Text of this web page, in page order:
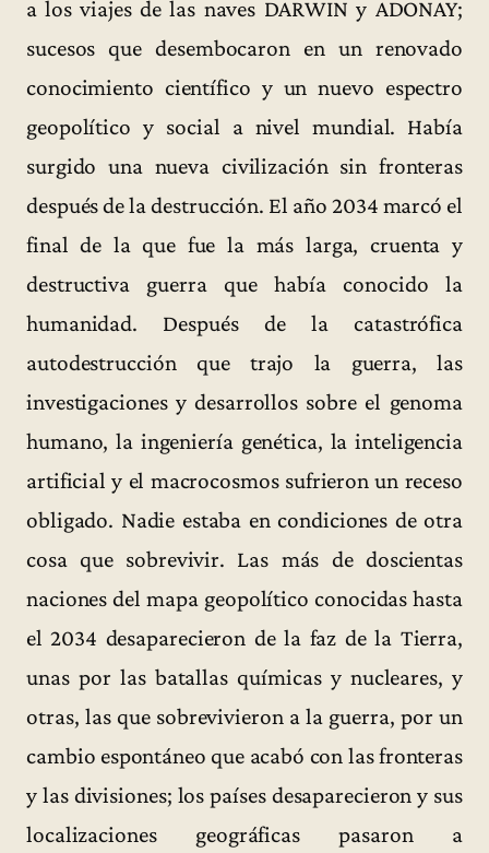
a los viajes de las naves DARWIN y ADONAY;
sucesos que desembocaron en un renovado
conocimiento científico y un nuevo espectro
geopolítico y social a nivel mundial. Había
surgido una nueva civilización sin fronteras
después de la destrucción. El año 2034 marcó el
final de la que fue la más larga, cruenta y
destructiva guerra que había conocido la
humanidad. Después de la catastrófica
autodestrucción que trajo la guerra, las
investigaciones y desarrollos sobre el genoma
humano, la ingeniería genética, la inteligencia
artificial y el macrocosmos sufrieron un receso
obligado. Nadie estaba en condiciones de otra
cosa que sobrevivir. Las más de doscientas
naciones del mapa geopolítico conocidas hasta
el 2034 desaparecieron de la faz de la Tierra,
unas por las batallas químicas y nucleares, y
otras, las que sobrevivieron a la guerra, por un
cambio espontáneo que acabó con las fronteras
y las divisiones; los países desaparecieron y sus
localizaciones geográficas pasaron a